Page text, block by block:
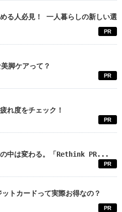
る人必見！ 一人暮らしの新しい選
PR
脚ケアって？
PR
れ度をチェック！
PR
の中は変わる。「Rethink PR...
PR
トカードって実際お得なの？
PR